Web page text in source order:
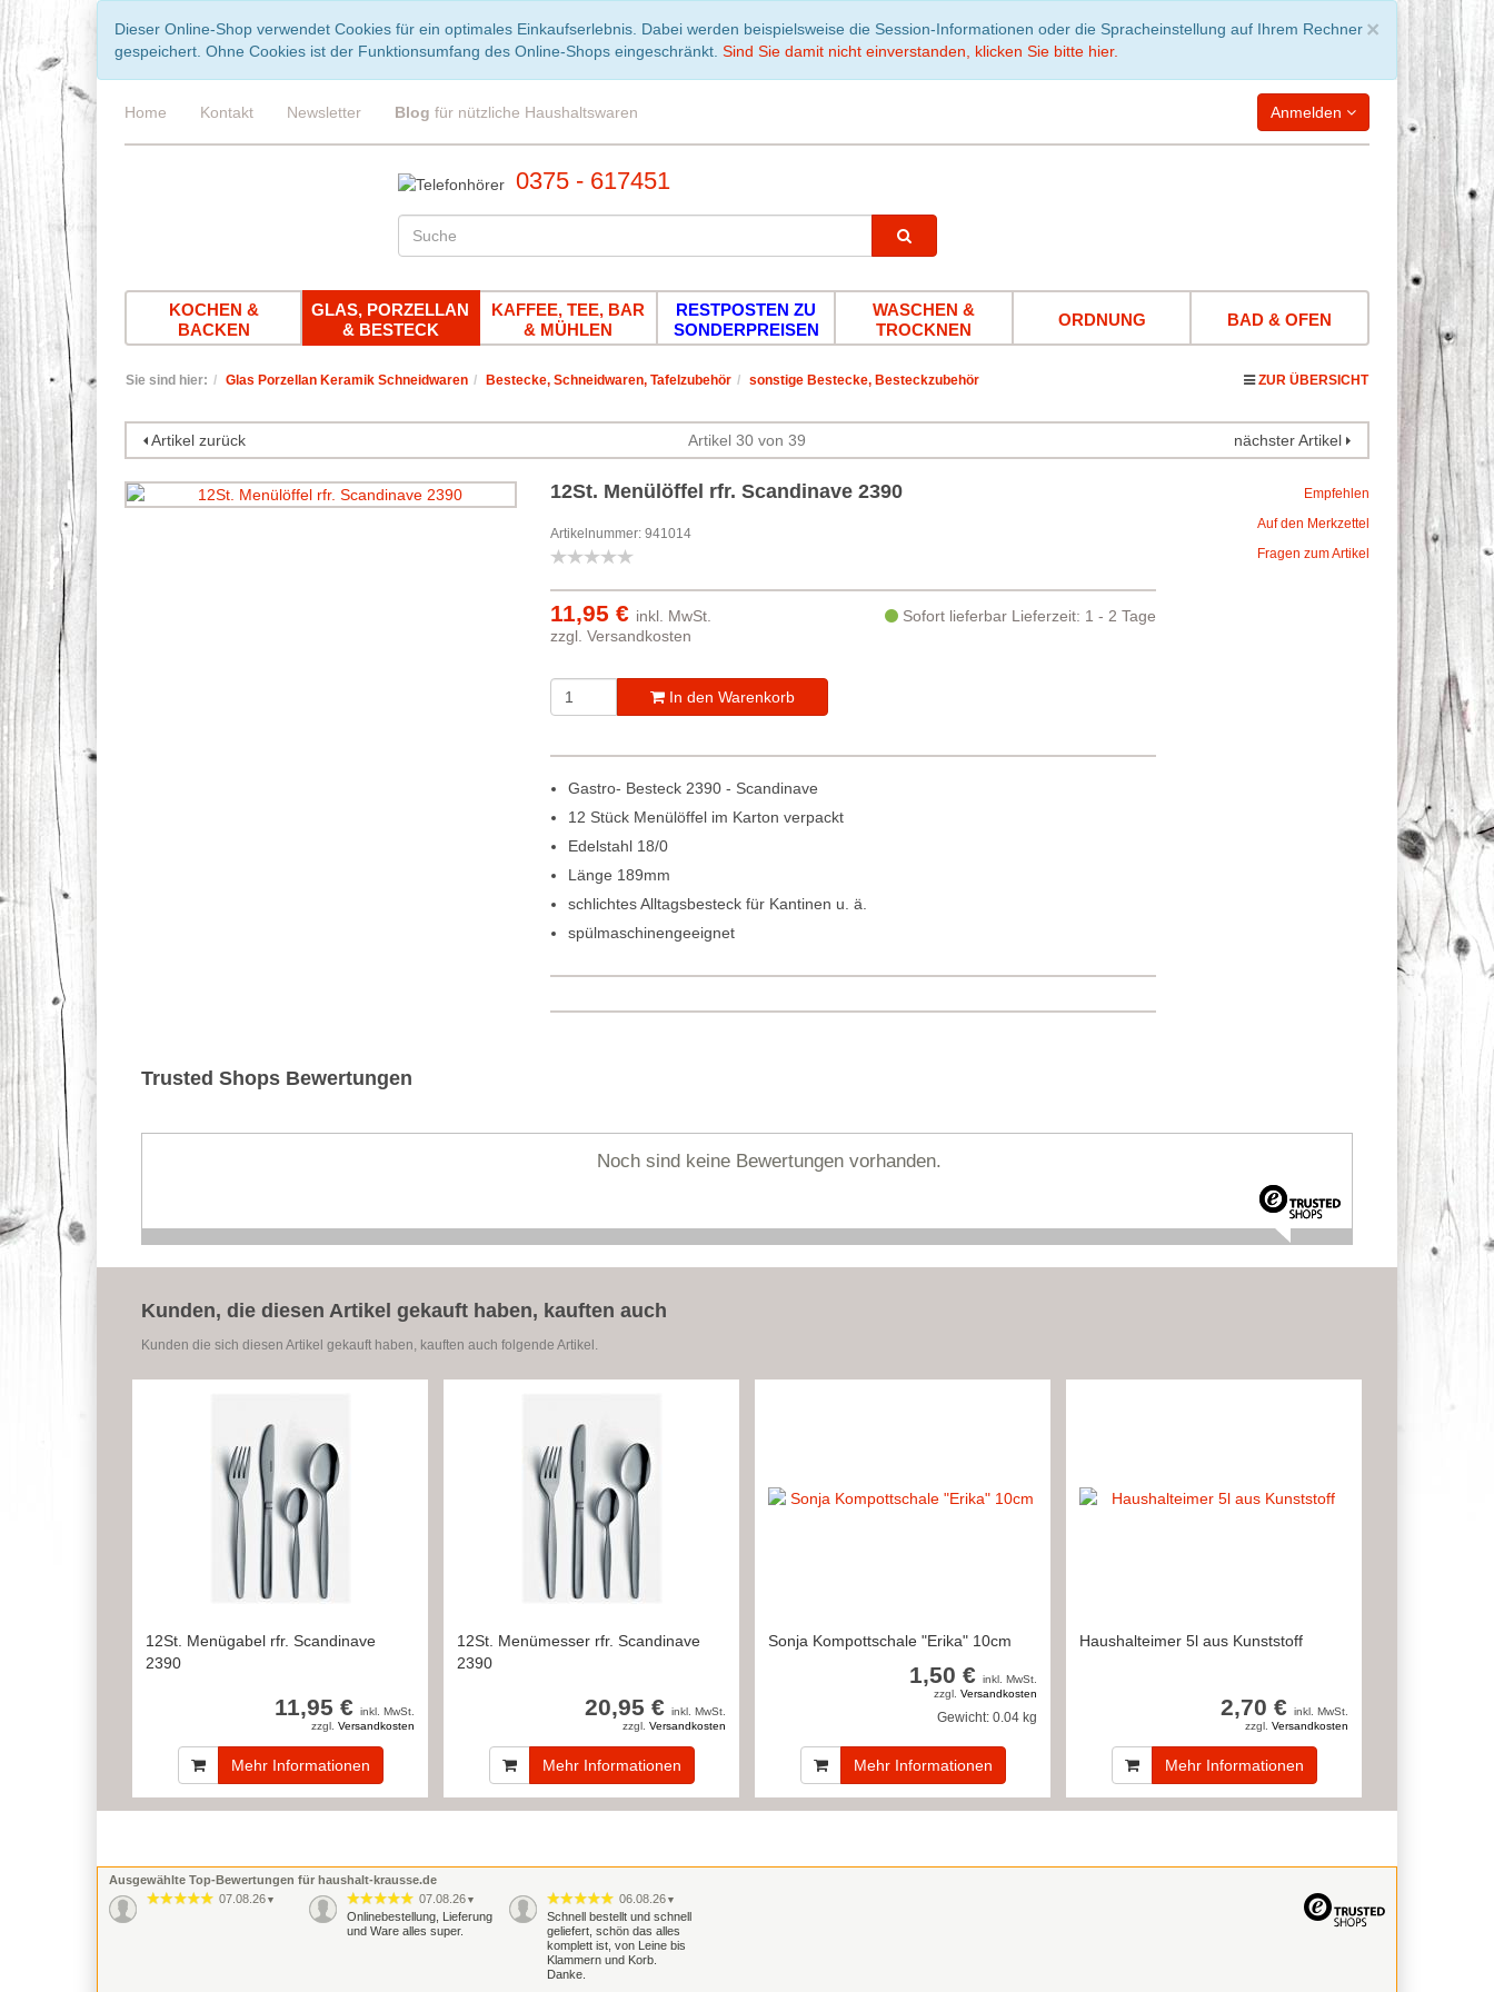
× Schließen
Dieser Online-Shop verwendet Cookies für ein optimales Einkaufserlebnis. Dabei werden beispielsweise die Session-Informationen oder die Spracheinstellung auf Ihrem Rechner
gespeichert. Ohne Cookies ist der Funktionsumfang des Online-Shops eingeschränkt. Sind Sie damit nicht einverstanden, klicken Sie bitte hier.
Home Kontakt Newsletter Blog für nützliche Haushaltswaren Anmelden
0375 - 617451
KOCHEN &
BACKEN
GLAS, PORZELLAN
& BESTECK
KAFFEE, TEE, BAR
& MÜHLEN
RESTPOSTEN ZU
SONDERPREISEN
WASCHEN &
TROCKNEN
ORDNUNG BAD & OFEN
Sie sind hier: Glas Porzellan Keramik Schneidwaren Bestecke, Schneidwaren, Tafelzubehör sonstige Bestecke, Besteckzubehör ZUR ÜBERSICHT
Artikel zurück Artikel 30 von 39 nächster Artikel
12St. Menülöffel rfr. Scandinave 2390
Artikelnummer: 941014
11,95 € inkl. MwSt.
zzgl.Versandkosten
Sofort lieferbar Lieferzeit: 1 - 2 Tage
In den Warenkorb
Gastro- Besteck 2390 - Scandinave
12 Stück Menülöffel im Karton verpackt
Edelstahl 18/0
Länge 189mm
schlichtes Alltagsbesteck für Kantinen u. ä.
spülmaschinengeeignet
Empfehlen
Auf den Merkzettel
Fragen zum Artikel
Trusted Shops Bewertungen
Noch sind keine Bewertungen vorhanden.
Kunden, die diesen Artikel gekauft haben, kauften auch
Kunden die sich diesen Artikel gekauft haben, kauften auch folgende Artikel.
12St. Menügabel rfr. Scandinave
2390
11,95 € inkl. MwSt.
zzgl. Versandkosten
Mehr Informationen
12St. Menümesser rfr. Scandinave
2390
20,95 € inkl. MwSt.
zzgl. Versandkosten
Mehr Informationen
Sonja Kompottschale "Erika" 10cm
1,50 € inkl. MwSt.
zzgl. Versandkosten
Gewicht: 0.04 kg
Mehr Informationen
Haushalteimer 5l aus Kunststoff
2,70 € inkl. MwSt.
zzgl. Versandkosten
Mehr Informationen
Ausgewählte Top-Bewertungen für haushalt-krausse.de
07.08.26 ▼ 07.08.26 ▼
Onlinebestellung, Lieferung
und Ware alles super.
06.08.26 ▼
Schnell bestellt und schnell
geliefert, schön das alles
komplett ist, von Leine bis
Klammern und Korb.
Danke.